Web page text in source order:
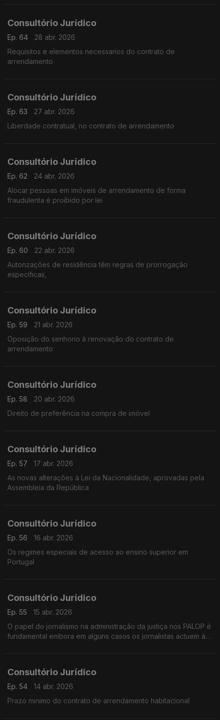
Consultório Jurídico
Ep. 64
28 abr. 2026
Requisitos e elementos necessarios do contrato de
arrendamento
Consultório Jurídico
Ep. 63
27 abr. 2026
Liberdade contratual, no contrato de arrendamento
Consultório Jurídico
Ep. 62
24 abr. 2026
Alocar pessoas em imóveis de arrendamento de forma
fraudulenta é proibido por lei
Consultório Jurídico
Ep. 60
22 abr. 2026
Autorizações de residência têm regras de prorrogação
específicas,
Consultório Jurídico
Ep. 59
21 abr. 2026
Oposição do senhorio à renovação do contrato de
arrendamento
Consultório Jurídico
Ep. 58
20 abr. 2026
Direito de preferência na compra de imóvel
Consultório Jurídico
Ep. 57
17 abr. 2026
As novas alterações à Lei da Nacionalidade, aprovadas pela
Assembleia da República
Consultório Jurídico
Ep. 56
16 abr. 2026
Os regimes especiais de acesso ao ensino superior em
Portugal
Consultório Jurídico
Ep. 55
15 abr. 2026
O papel do jornalismo na administração da justiça nos PALOP é
fundamental embora em alguns casos os jornalistas actuem à
Consultório Jurídico
Ep. 54
14 abr. 2026
Prazo minimo do contrato de arrendamento habitacional